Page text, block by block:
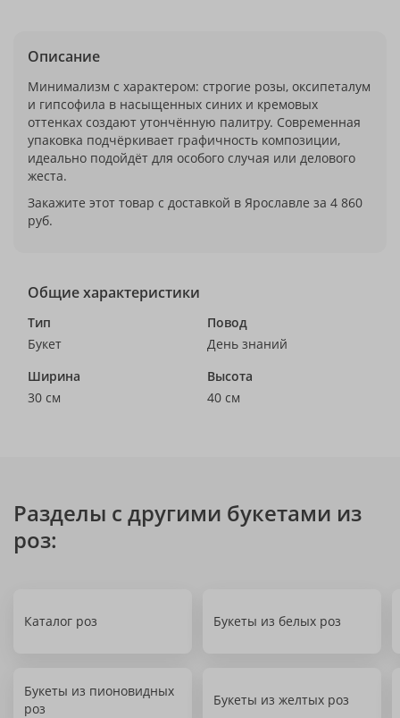
Описание
Минимализм с характером: строгие розы, оксипеталум
и гипсофила в насыщенных синих и кремовых
оттенках создают утончённую палитру. Современная
упаковка подчёркивает графичность композиции,
идеально подойдёт для особого случая или делового
жеста.
Закажите этот товар с доставкой в Ярославле за 4 860
руб.
Общие характеристики
Тип
Букет
Повод
День знаний
Ширина
30 см
Высота
40 см
Разделы с другими букетами из
роз:
Каталог роз Букеты из белых роз
Букеты из пионовидных
роз
Букеты из желтых роз